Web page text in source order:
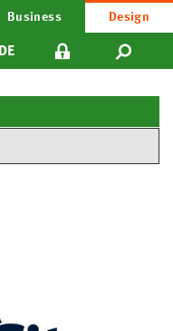
Business Design
DE